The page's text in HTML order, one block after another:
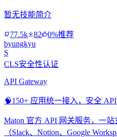
暂无技能简介
77.5k 82
0%推荐
byungkyu
S
CLS安全性认证
API Gateway
🧠150+ 应用统一接入，安全
Maton 官方 API 网关服务，一站
（Slack、Notion、Google